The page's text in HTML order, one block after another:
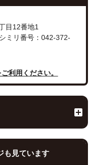
目12番地1
ミリ番号：042-372-
利用ください。
も見ています